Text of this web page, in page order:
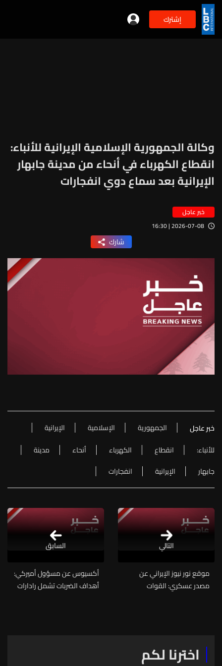
إشترك
وكالة الجمهورية الإسلامية الإيرانية للأنباء:
انقطاع الكهرباء في أنحاء من مدينة جابهار
الإيرانية بعد سماع دوي انفجارات
خبر عاجل
2026-07-08 | 16:30
شارك
خبر عاجل الجمهورية الإسلامية
الإيرانية
للأنباء:
انقطاع الكهرباء أنحاء
مدينة
جابهار
الإيرانية انفجارات
التالي
موقع نور نيوز الإيراني عن
مصدر عسكري: القوات
أكسيوس عن مسؤول أميركي:
أهداف الضربات تشمل رادارات
السابق
اخترنا لكم